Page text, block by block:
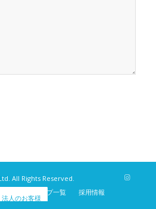
All Rights Reserved.
介 ショップ一覧 採用情報
法人のお客様